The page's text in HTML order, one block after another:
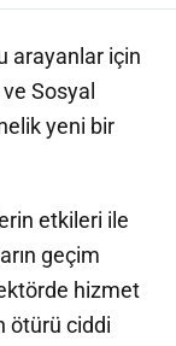
arayanlar için
Sosyal
yeni bir
etkileri ile
geçim
hizmet
ötürü ciddi